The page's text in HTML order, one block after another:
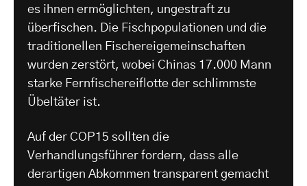
es ihnen ermöglichten, ungestraft zu
überfischen. Die Fischpopulationen und die
traditionellen Fischereigemeinschaften
wurden zerstört, wobei Chinas 17.000 Mann
starke Fernfischereiflotte der schlimmste
Übeltäter ist.
Auf der COP15 sollten die
Verhandlungsführer fordern, dass alle
derartigen Abkommen transparent gemacht